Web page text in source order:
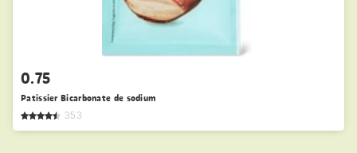
0.75
Patissier Bicarbonate de sodium
353